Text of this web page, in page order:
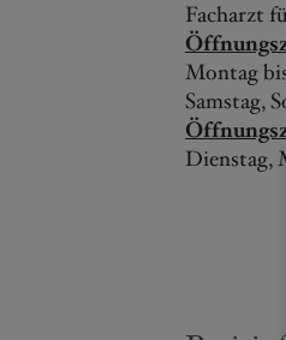
Facharzt
Montag
Samstag,
Dienstag,